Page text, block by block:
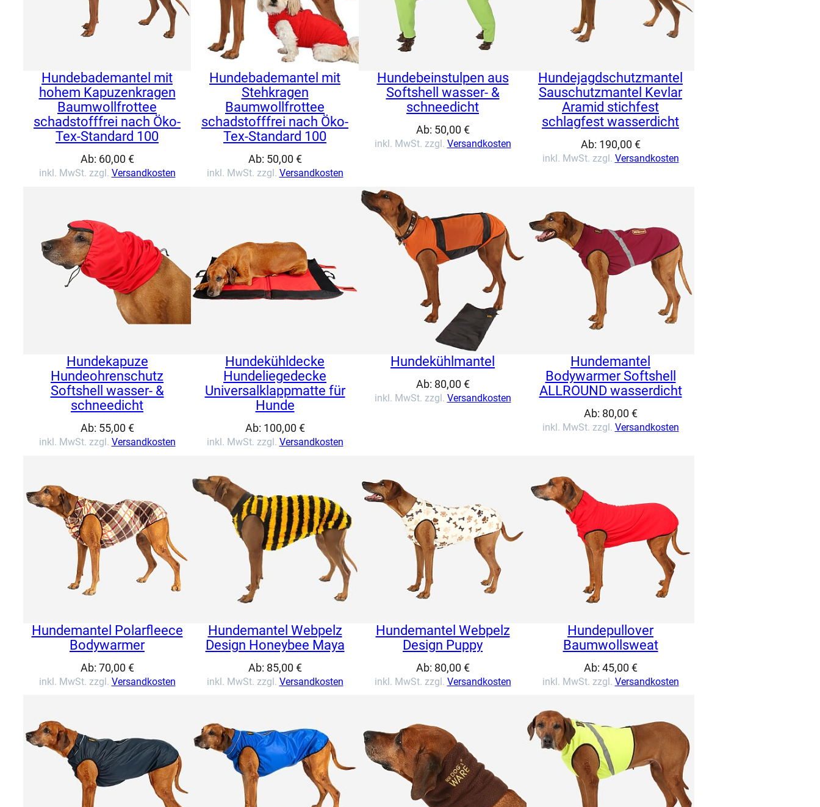
Hundebademantel mit
hohem Kapuzenkragen
Baumwollfrottee
schadstofffrei nach Öko-
Tex-Standard 100
Ab: 60,00 €
inkl. MwSt. zzgl. Versandkosten
Hundebademantel mit
Stehkragen
Baumwollfrottee
schadstofffrei nach Öko-
Tex-Standard 100
Ab: 50,00 €
inkl. MwSt. zzgl. Versandkosten
Hundebeinstulpen aus
Softshell wasser- &
schneedicht
Ab: 50,00 €
inkl. MwSt. zzgl. Versandkosten
Hundejagdschutzmantel
Sauschutzmantel Kevlar
Aramid stichfest
schlagfest wasserdicht
Ab: 190,00 €
inkl. MwSt. zzgl. Versandkosten
Hundekapuze
Hundeohrenschutz
Softshell wasser- &
schneedicht
Ab: 55,00 €
inkl. MwSt. zzgl. Versandkosten
Hundekühldecke
Hundeliegedecke
Universalklappmatte für
Hunde
Ab: 100,00 €
inkl. MwSt. zzgl. Versandkosten
Hundekühlmantel
Ab: 80,00 €
inkl. MwSt. zzgl. Versandkosten
Hundemantel
Bodywarmer Softshell
ALLROUND wasserdicht
Ab: 80,00 €
inkl. MwSt. zzgl. Versandkosten
Hundemantel Polarfleece
Bodywarmer
Ab: 70,00 €
inkl. MwSt. zzgl. Versandkosten
Hundemantel Webpelz
Design Honeybee Maya
Ab: 85,00 €
inkl. MwSt. zzgl. Versandkosten
Hundemantel Webpelz
Design Puppy
Ab: 80,00 €
inkl. MwSt. zzgl. Versandkosten
Hundepullover
Baumwollsweat
Ab: 45,00 €
inkl. MwSt. zzgl. Versandkosten